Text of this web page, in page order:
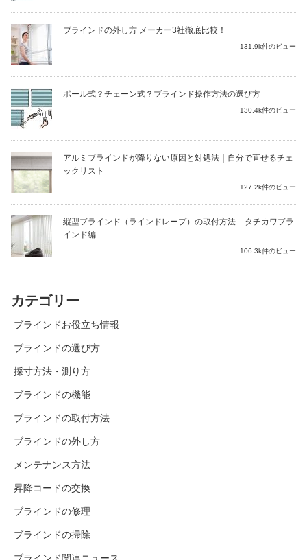
ブラインドの外し方 メーカー3社徹底比較！
131.9k件のビュー
ポール式？チェーン式？ブラインド操作方法の選び方
130.4k件のビュー
アルミブラインドが降りない原因と対処法｜自分で直せるチェ
ックリスト
127.2k件のビュー
縦型ブラインド（ラインドレープ）の取付方法 – タチカワブラ
インド編
106.3k件のビュー
カテゴリー
ブラインドお役立ち情報
ブラインドの選び方
採寸方法・測り方
ブラインドの機能
ブラインドの取付方法
ブラインドの外し方
メンテナンス方法
昇降コードの交換
ブラインドの修理
ブラインドの掃除
ブラインド関連ニュース